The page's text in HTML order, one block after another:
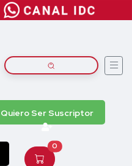
Quiero Ser Suscriptor
0